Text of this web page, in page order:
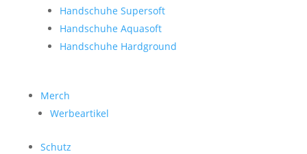
Handschuhe Supersoft
Handschuhe Aquasoft
Handschuhe Hardground
Merch
Werbeartikel
Schutz